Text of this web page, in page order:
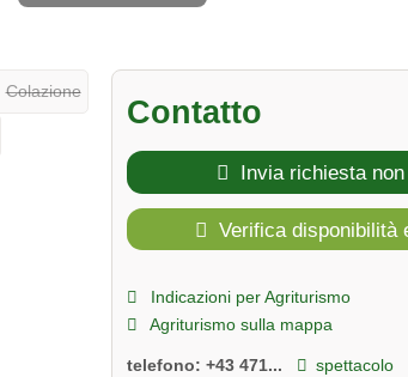
Colazione
Contatto
Invia richiesta
Verifica disponibilità
Indicazioni per Agriturismo
Agriturismo sulla mappa
telefono:+43 471... spettacolo